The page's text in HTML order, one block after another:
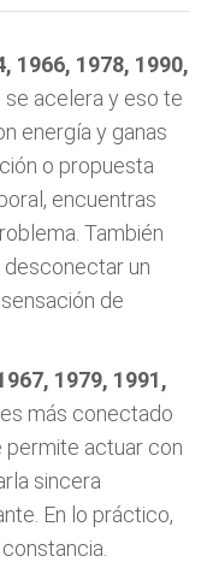
1966, 1978, 1990,
se acelera y eso te
energía y ganas
o propuesta
encuentras
También
desconectar un
de
1979, 1991,
más conectado
actuar con
sincera
En lo práctico,